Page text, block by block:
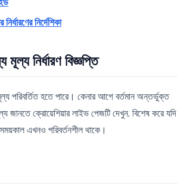
নির্দেশিকা
নির্ধারণ বিজ্ঞপ্তি
পরিবর্তিত হতে পারে। কেনার আগে বর্তমান অন্তর্ভুক্ত
জানতে ক্রোয়েশিয়ার লাইভ পেজটি দেখুন, বিশেষ করে যদি
এখনও পরিবর্তনশীল থাকে।